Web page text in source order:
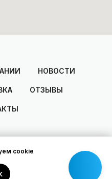
НОВОСТИ
ОТЗЫВЫ
© Areal
Zakharov
cookie